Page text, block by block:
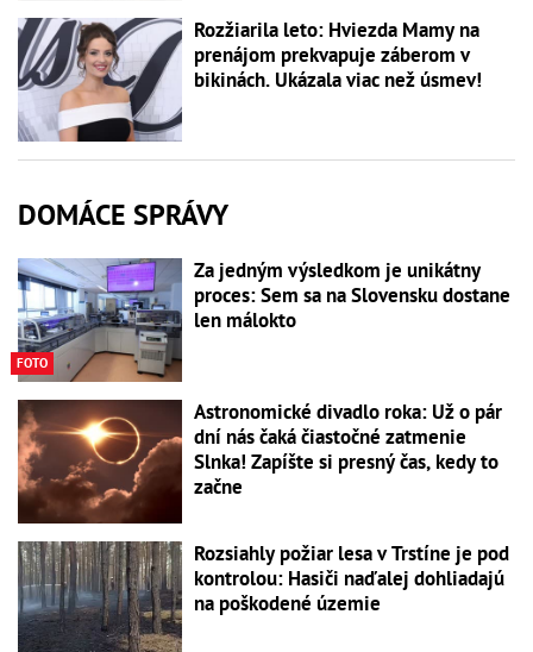
Rozžiarila leto: Hviezda Mamy na
prenájom prekvapuje záberom v
bikinách. Ukázala viac než úsmev!
DOMÁCE SPRÁVY
FOTO
Za jedným výsledkom je unikátny
proces: Sem sa na Slovensku dostane
len málokto
Astronomické divadlo roka: Už o pár
dní nás čaká čiastočné zatmenie
Slnka! Zapíšte si presný čas, kedy to
začne
Rozsiahly požiar lesa v Trstíne je pod
kontrolou: Hasiči naďalej dohliadajú
na poškodené územie